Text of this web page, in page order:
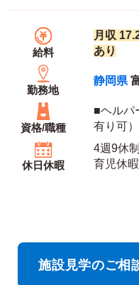
給料
月収
あり
勤務地
静岡県
資格/職種
■ヘルパ
有り可
施設で
休日休暇
4週9休
育児休
施設見学のご相